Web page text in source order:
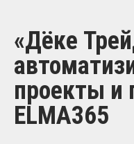
«Дёке
проекты и
ELMA365